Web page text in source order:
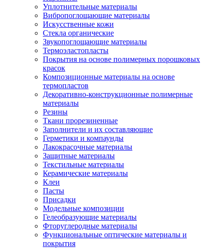
Уплотнительные материалы
Вибропоглощающие материалы
Искусственные кожи
Стекла органические
Звукопоглощающие материалы
Термоэластопласты
Покрытия на основе полимерных порошковых
красок
Композиционные материалы на основе
термопластов
Декоративно-конструкционные полимерные
материалы
Резины
Ткани прорезиненные
Заполнители и их составляющие
Герметики и компаунды
Лакокрасочные материалы
Защитные материалы
Текстильные материалы
Керамические материалы
Клеи
Пасты
Присадки
Модельные композиции
Гелеобразующие материалы
Фторуглеродные материалы
Функциональные оптические материалы и
покрытия